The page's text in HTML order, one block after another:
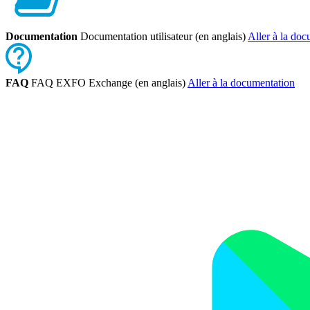
Documentation Documentation utilisateur (en anglais)Aller à la
FAQ FAQ EXFO Exchange (en anglais)Aller à la documentation